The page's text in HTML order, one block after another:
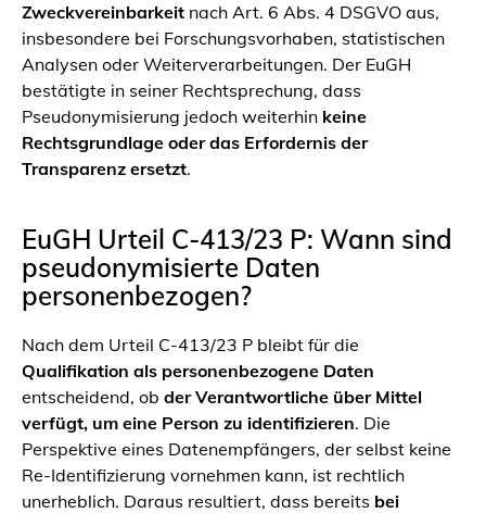
Zweckvereinbarkeit nach Art. 6 Abs. 4 DSGVO aus,
insbesondere bei Forschungsvorhaben, statistischen
Analysen oder Weiterverarbeitungen. Der EuGH
bestätigte in seiner Rechtsprechung, dass
Pseudonymisierung jedoch weiterhin keine
Rechtsgrundlage oder das Erfordernis der
Transparenz ersetzt.
EuGH Urteil C-413/23 P: Wann sind
pseudonymisierte Daten
personenbezogen?
Nach dem Urteil C-413/23 P bleibt für die
Qualifikation als personenbezogene Daten
entscheidend, ob der Verantwortliche über Mittel
verfügt, um eine Person zu identifizieren. Die
Perspektive eines Datenempfängers, der selbst keine
Re-Identifizierung vornehmen kann, ist rechtlich
unerheblich. Daraus resultiert, dass bereits bei